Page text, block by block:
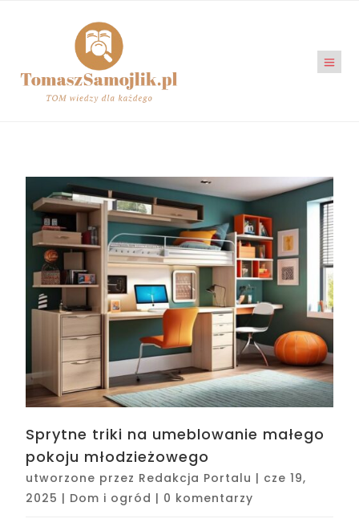
Sprytne triki na umeblowanie małego
pokoju młodzieżowego
utworzone przez Redakcja Portalu | cze 19,
2025 | Dom i ogród | 0 komentarzy